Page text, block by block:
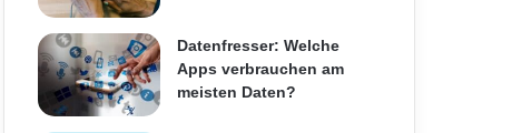
Datenfresser: Welche
Apps verbrauchen am
meisten Daten?